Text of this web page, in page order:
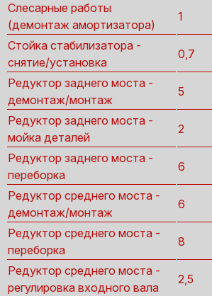
Слесарные работы
(демонтаж амортизатора)
1
Стойка стабилизатора -
снятие/установка
0,7
Редуктор заднего моста -
демонтаж/монтаж
5
Редуктор заднего моста -
мойка деталей
2
Редуктор заднего моста -
переборка
6
Редуктор среднего моста -
демонтаж/монтаж
6
Редуктор среднего моста -
переборка
8
Редуктор среднего моста -
регулировка входного вала
2,5